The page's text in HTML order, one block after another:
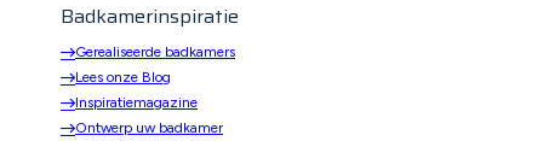
Badkamerinspiratie
Gerealiseerde badkamers
Lees onze Blog
Inspiratiemagazine
Ontwerp uw badkamer